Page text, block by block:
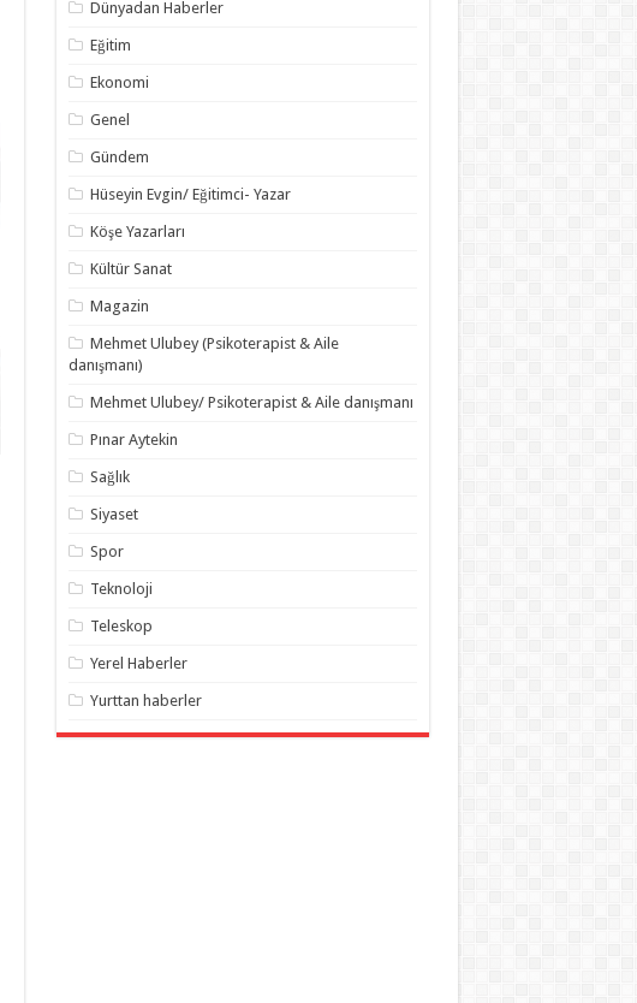
Dünyadan Haberler
Eğitim
Ekonomi
Genel
Gündem
Hüseyin Evgin/ Eğitimci- Yazar
Köşe Yazarları
Kültür Sanat
Magazin
Mehmet Ulubey (Psikoterapist & Aile
danışmanı)
Mehmet Ulubey/ Psikoterapist & Aile danışmanı
Pınar Aytekin
Sağlık
Siyaset
Spor
Teknoloji
Teleskop
Yerel Haberler
Yurttan haberler